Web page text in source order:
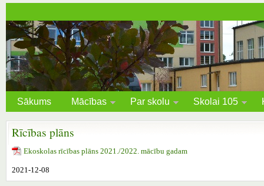
Sākums Mācības Par skolu Skolai 105
Rīcības plāns
Ekoskolas rīcības plāns 2021./2022. mācību gadam
2021-12-08